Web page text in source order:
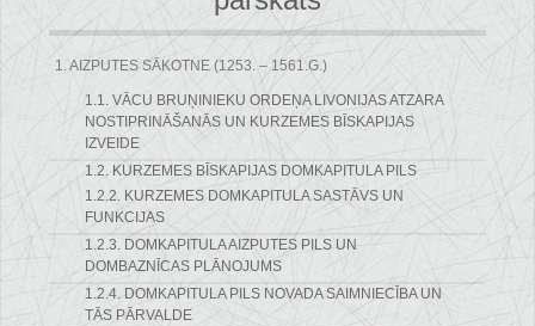
1. AIZPUTES SĀKOTNE (1253. – 1561.G.)
1.1. VĀCU BRUŅINIEKU ORDEŅA LIVONIJAS ATZARA
NOSTIPRINĀŠANĀS UN KURZEMES BĪSKAPIJAS
IZVEIDE
1.2. KURZEMES BĪSKAPIJAS DOMKAPITULA PILS
1.2.2. KURZEMES DOMKAPITULA SASTĀVS UN
FUNKCIJAS
1.2.3. DOMKAPITULA AIZPUTES PILS UN
DOMBAZNĪCAS PLĀNOJUMS
1.2.4. DOMKAPITULA PILS NOVADA SAIMNIECĪBA UN
TĀS PĀRVALDE